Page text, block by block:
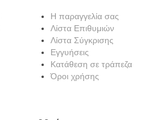
Η παραγγελία σας
Λίστα Επιθυμιών
Λίστα Σύγκρισης
Εγγυήσεις
Κατάθεση σε τράπεζα
Όροι χρήσης